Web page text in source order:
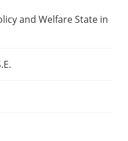
and Welfare State in